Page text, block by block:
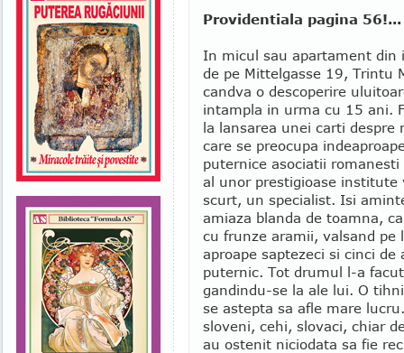
Providentiala pagina 56!...
In micul sau apartament din
de pe Mittelgasse 19, Trintu
candva o descoperire
intampla in urma cu 15 ani.
la lansarea unei carti
care se preocupa
puternice asociatii
al unor prestigioase institute
scurt, un specialist. Isi
amiaza blanda de toamna,
cu frunze aramii, valsand pe
aproape saptezeci si cinci
puternic. Tot drumul l-a
gandindu-se la ale lui. O
se astepta sa afle mare
sloveni, cehi, slovaci, chiar
au ostenit niciodata sa fie